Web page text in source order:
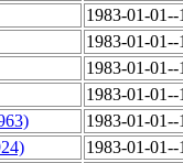
1983-01-
1983-01-
1983-01-
1983-01-
1983-01-
1983-01-